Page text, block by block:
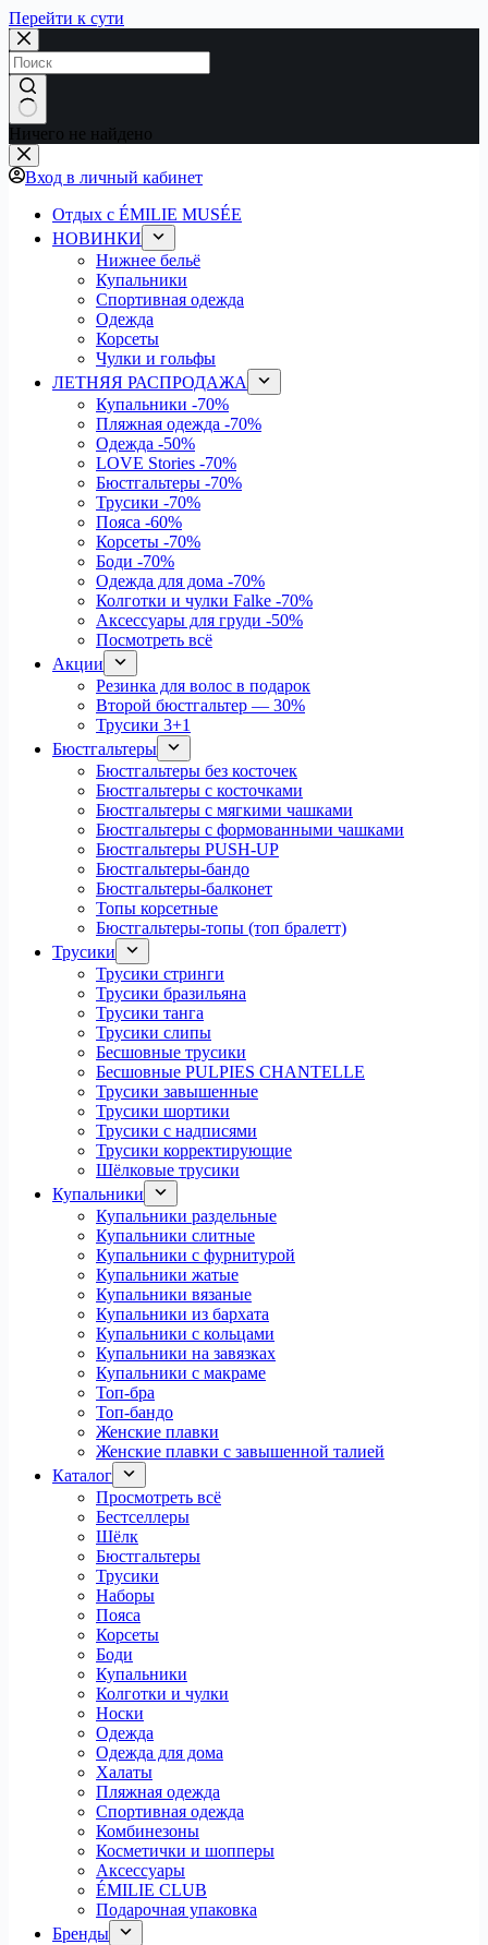
Перейти к сути
Ничего не найдено
Вход в личный кабинет
Отдых с ÉMILIE MUSÉE
НОВИНКИ
Нижнее бельё
Купальники
Спортивная одежда
Одежда
Корсеты
Чулки и гольфы
ЛЕТНЯЯ РАСПРОДАЖА
Купальники -70%
Пляжная одежда -70%
Одежда -50%
LOVE Stories -70%
Бюстгальтеры -70%
Трусики -70%
Пояса -60%
Корсеты -70%
Боди -70%
Одежда для дома -70%
Колготки и чулки Falke -70%
Аксессуары для груди -50%
Посмотреть всё
Акции
Резинка для волос в подарок
Второй бюстгальтер — 30%
Трусики 3+1
Бюстгальтеры
Бюстгальтеры без косточек
Бюстгальтеры с косточками
Бюстгальтеры с мягкими чашками
Бюстгальтеры с формованными чашками
Бюстгальтеры PUSH-UP
Бюстгальтеры-бандо
Бюстгальтеры-балконет
Топы корсетные
Бюстгальтеры-топы (топ бралетт)
Трусики
Трусики стринги
Трусики бразильяна
Трусики танга
Трусики слипы
Бесшовные трусики
Бесшовные PULPIES CHANTELLE
Трусики завышенные
Трусики шортики
Трусики с надписями
Трусики корректирующие
Шёлковые трусики
Купальники
Купальники раздельные
Купальники слитные
Купальники с фурнитурой
Купальники жатые
Купальники вязаные
Купальники из бархата
Купальники с кольцами
Купальники на завязках
Купальники с макраме
Топ-бра
Топ-бандо
Женские плавки
Женские плавки с завышенной талией
Каталог
Просмотреть всё
Бестселлеры
Шёлк
Бюстгальтеры
Трусики
Наборы
Пояса
Корсеты
Боди
Купальники
Колготки и чулки
Носки
Одежда
Одежда для дома
Халаты
Пляжная одежда
Спортивная одежда
Комбинезоны
Косметички и шопперы
Аксессуары
ÉMILIE CLUB
Подарочная упаковка
Бренды